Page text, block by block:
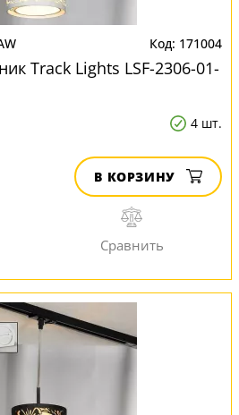
171004
Track Lights LSF-2306-01-
4 шт.
В КОРЗИНУ